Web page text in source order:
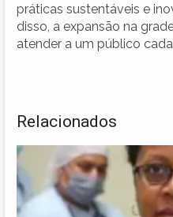
práticas sustentáveis e
disso, a expansão na
atender a um público
Relacionados